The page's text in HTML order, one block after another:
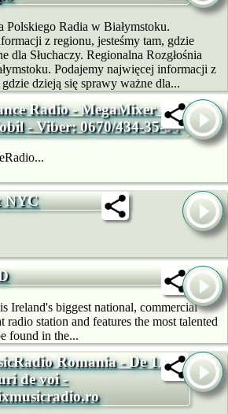
Polskiego Radia w Białymstoku.
z regionu, jesteśmy tam, gdzie
dla Słuchaczy. Regionalna Rozgłośnia
Podajemy najwięcej informacji z
dzieją się sprawy ważne dla...
Radio - MegaMixer -
- Viber: 0670/434-35-34
NYC
Ireland's biggest national, commercial
radio station and features the most talented
found in the...
Romania - De 11
de voi -